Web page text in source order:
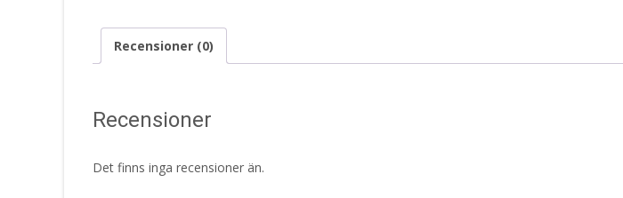
Recensioner (0)
Recensioner
Det finns inga recensioner än.